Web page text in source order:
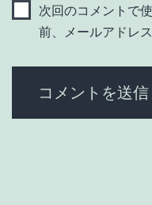
次回のコメントで
前、メールアドレ